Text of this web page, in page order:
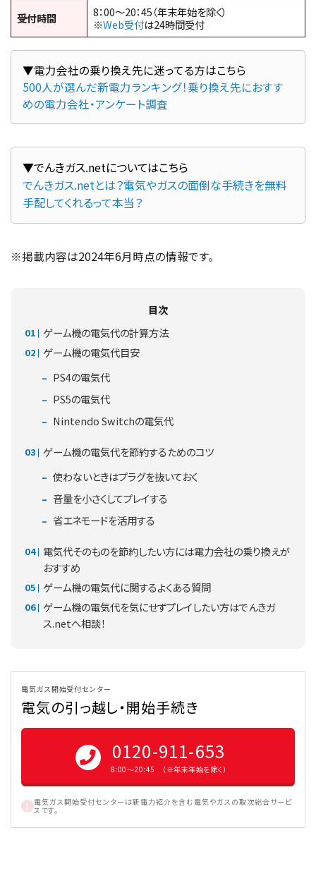
受付時間
8：00～20：45（年末年始を除く）
※Web受付は24時間受付
500人が選んだ新電力ランキング！乗り換え先におすす
めの電力会社・アンケート調査
でんきガス.netとは？電気やガスの面倒な手続きを無料
手配してくれるって本当？
※掲載内容は2024年6月時点の情報です。
目次
ゲーム機の電気代の計算方法
ゲーム機の電気代目安
PS4の電気代
PS5の電気代
Nintendo Switchの電気代
ゲーム機の電気代を節約するためのコツ
使わないときはプラグを抜いておく
音量を小さくしてプレイする
省エネモードを活用する
電気代そのものを節約したい方には電力会社の乗り換えが
おすすめ
ゲーム機の電気代に関するよくある質問
ゲーム機の電気代を気にせずプレイしたい方はでんきガ
ス.netへ相談！
電気ガス開始受付センター
電気の引っ越し・開始手続き
0120-911-653
8:00〜20:45 （※年末年始を除く）
電気ガス開始受付センターは新電力紹介を含む電気やガスの取次総合サービ
スです。